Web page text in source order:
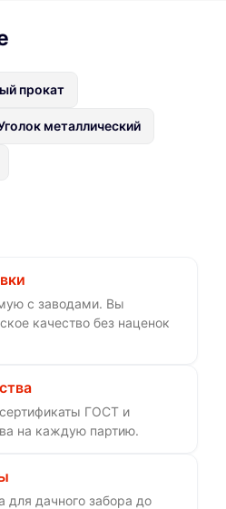
прокат
металлический
с заводами. Вы
качество без наценок
ГОСТ и
на каждую партию.
для дачного забора до